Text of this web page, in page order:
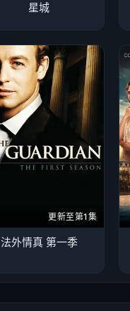
星城
更新至第1集
法外情真 第一季